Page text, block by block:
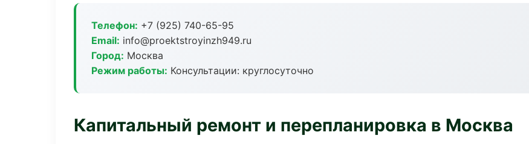
Телефон: +7 (925) 740-65-95
Email: info@proektstroyinzh949.ru
Город: Москва
Режим работы: Консультации: круглосуточно
Капитальный ремонт и перепланировка в Москва